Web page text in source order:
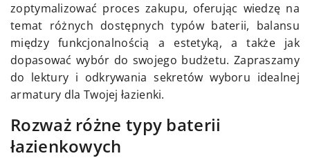
zoptymalizować proces zakupu, oferując wiedzę na
temat różnych dostępnych typów baterii, balansu
między funkcjonalnością a estetyką, a także jak
dopasować wybór do swojego budżetu. Zapraszamy
do lektury i odkrywania sekretów wyboru idealnej
armatury dla Twojej łazienki.
Rozważ różne typy baterii
łazienkowych